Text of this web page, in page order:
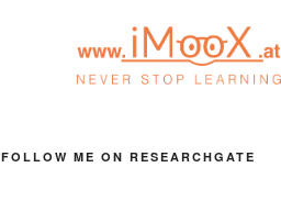
FOLLOW ME ON RESEARCHGATE